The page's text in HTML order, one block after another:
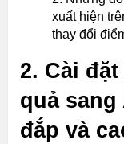
xuất hiện
thay đổi
2. Cài
quả
đắp và